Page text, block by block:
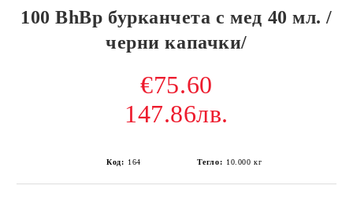
100 BhBp бурканчета с мед 40 мл. /
черни капачки/
€75.60
147.86лв.
Код: 164 Тегло: 10.000 кг